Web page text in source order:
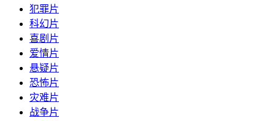
犯罪片
科幻片
喜剧片
爱情片
悬疑片
恐怖片
灾难片
战争片